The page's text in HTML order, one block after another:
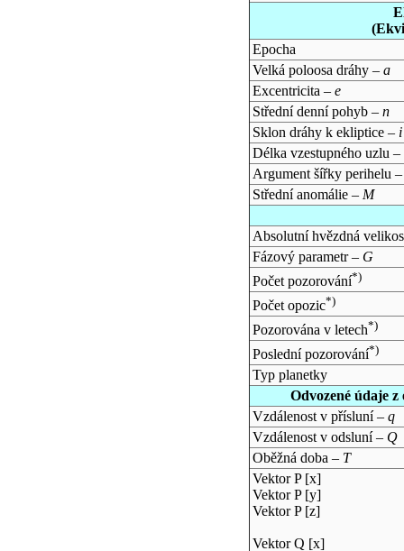
Epocha
Velká poloosa dráhy – a
Excentricita – e
Střední denní pohyb – n
Sklon dráhy k ekliptice – i
Délka vzestupného uzlu –
Argument šířky perihelu
Střední anomálie – M
Absolutní hvězdná
Fázový parametr – G
Počet pozorování*)
Počet opozic*)
Pozorována v letech*)
Poslední pozorování*)
Typ planetky
Odvozené údaje
Vzdálenost v přísluní – q
Vzdálenost v odsluní – Q
Oběžná doba – T
Vektor P [x]
Vektor P [y]
Vektor P [z]
Vektor Q [x]